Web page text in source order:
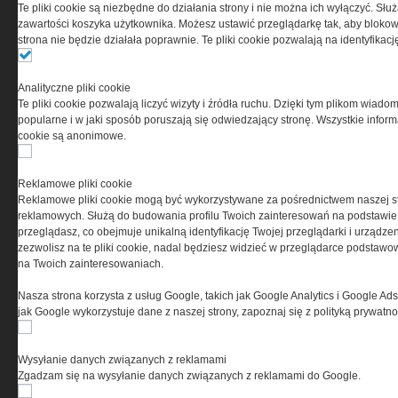
0000537655, NIP 1132860378, REGON 146393437
(zwana dalej Grupa MEDIUM) w postaci Regulaminu.
Ta witryna wykorzystuje pliki cookies do przechowywania
informacji na Twoim komputerze. Pliki cookies stosujemy
w celu świadczenia usług na najwyższym poziomie,
w tym w sposób dostosowany do indywidualnych potrzeb.
cookies oznacza, że będą one zamieszczane w Twoim
urządzeniu końcowym. W każdym momencie możesz
dokonać zmiany ustawień przeglądarki dotyczących
serwisu prosimy o zapoznanie się z naszą
prywatności
oraz informacją o cookies
Te pliki cookie są niezbędne do działania strony i nie można ich wyłączyć.
zawartości koszyka użytkownika. Możesz ustawić przeglądarkę tak, aby
strona nie będzie działała poprawnie. Te pliki cookie pozwalają na
Analityczne pliki cookie
Te pliki cookie pozwalają liczyć wizyty i źródła ruchu. Dzięki tym plikom
popularne i w jaki sposób poruszają się odwiedzający stronę. Wszystkie
cookie są anonimowe.
Reklamowe pliki cookie
Reklamowe pliki cookie mogą być wykorzystywane za pośrednictwem naszej
reklamowych. Służą do budowania profilu Twoich zainteresowań na
przeglądasz, co obejmuje unikalną identyfikację Twojej przeglądarki i
zezwolisz na te pliki cookie, nadal będziesz widzieć w przeglądarce
na Twoich zainteresowaniach.
Nasza strona korzysta z usług Google, takich jak Google Analytics i Google
jak Google wykorzystuje dane z naszej strony, zapoznaj się z polityką
Wysyłanie danych związanych z reklamami
Zgadzam się na wysyłanie danych związanych z reklamami do Google.